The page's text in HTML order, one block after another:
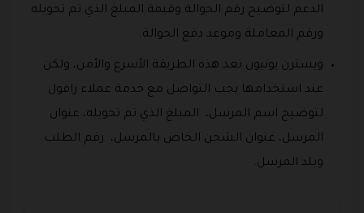
الدعم لتوضيح رقم الحوالة وقيمة المبلغ الذي تم تحويله
ورقم المعاملة وموعد دفع الحوالة.
ويسترن يونيون تعد هذه الطريقة الأسرع والأمن، ولكن
عند استخدامها يجب التواصل مع خدمة عملاء زافول
لتوضيح اسم المرسل، المبلغ الذي تم تحويله، عنوان
المرسل، عنوان الشحن الخاص بالمرسل، رقم الطلب
وبلد المرسل.